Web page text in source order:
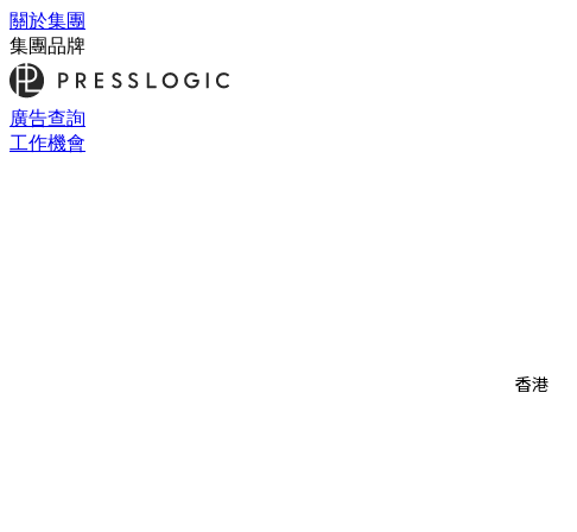
關於集團
集團品牌
廣告查詢
工作機會
香港